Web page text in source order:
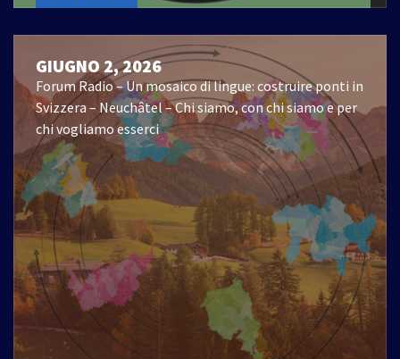
GIUGNO 2, 2026
Forum Radio – Un mosaico di lingue: costruire ponti in
Svizzera – Neuchâtel – Chi siamo, con chi siamo e per
chi vogliamo esserci